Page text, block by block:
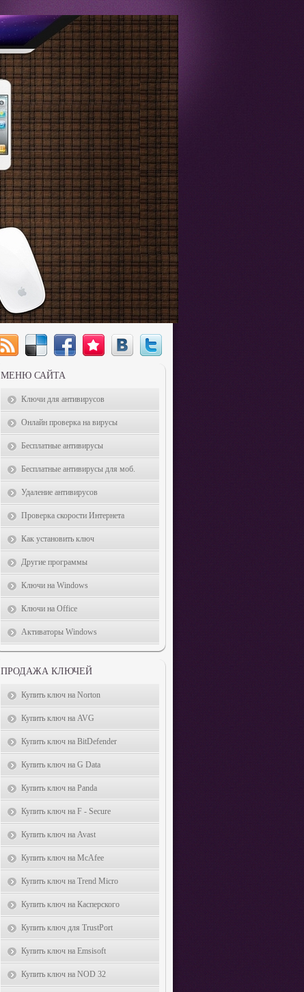
МЕНЮ САЙТА
Ключи для антивирусов
Онлайн проверка на вирусы
Бесплатные антивирусы
Бесплатные антивирусы для моб.
Удаление антивирусов
Проверка скорости Интернета
Как установить ключ
Другие программы
Ключи на Windows
Ключи на Office
Активаторы Windows
ПРОДАЖА КЛЮЧЕЙ
Купить ключ на Norton
Купить ключ на AVG
Купить ключ на BitDefender
Купить ключ на G Data
Купить ключ на Panda
Купить ключ на F - Secure
Купить ключ на Avast
Купить ключ на McAfee
Купить ключ на Trend Micro
Купить ключ на Касперского
Купить ключ для TrustPort
Купить ключ на Emsisoft
Купить ключ на NOD 32